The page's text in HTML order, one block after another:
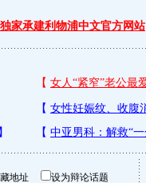
家承建利物浦中文官方网站
地址 设为辩论话题